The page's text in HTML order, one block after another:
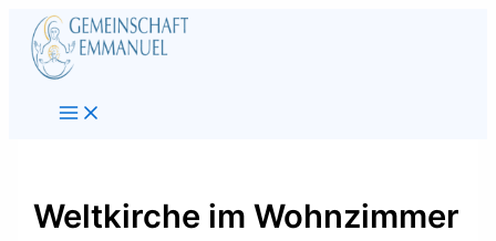
Inhalt
springen
Weltkirche im Wohnzimmer